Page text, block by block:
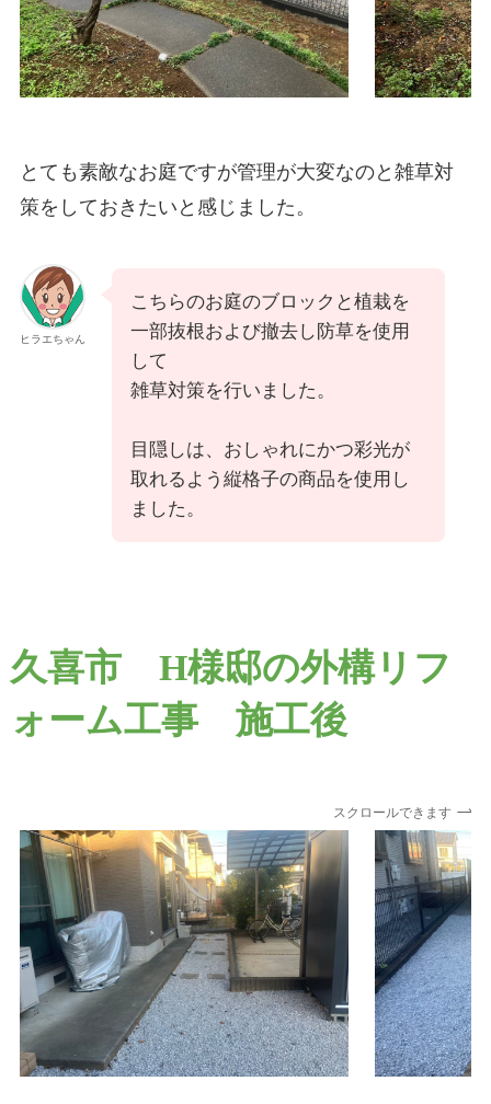
とても素敵なお庭ですが管理が大変なのと雑草対
策をしておきたいと感じました。
ヒラエちゃん
こちらのお庭のブロックと植栽を
一部抜根および撤去し防草を使用
して
雑草対策を行いました。
目隠しは、おしゃれにかつ彩光が
取れるよう縦格子の商品を使用し
ました。
久喜市 H様邸の外構リフ
ォーム工事 施工後
スクロールできます